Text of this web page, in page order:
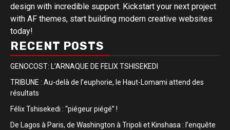
design with incredible support. Kickstart your next project
with AF themes, start building modern creative websites
today!
RECENT POSTS
GENOCOST: L’ARNAQUE DE FELIX TSHISEKEDI
TRIBUNE : Au-delà de l’euphorie, le Haut-Lomami attend des
résultats
Félix Tshisekedi : “piégeur piégé” !
De Lagos à Paris, de Washington à Tripoli et Kinshasa : l’enquête